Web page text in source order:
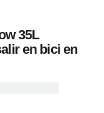
35L
en bici en